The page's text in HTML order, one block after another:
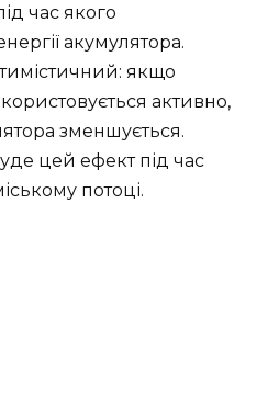
час якого
акумулятора.
якщо
активно,
зменшується.
цей ефект під час
потоці.